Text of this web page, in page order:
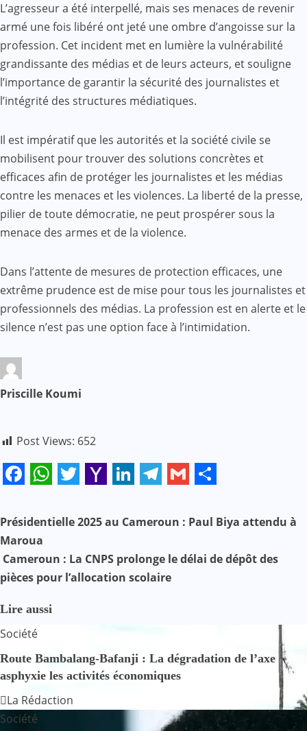
L’agresseur a été interpellé, mais ses menaces de revenir
armé une fois libéré ont jeté une ombre d’angoisse sur la
profession. Cet incident met en lumière la vulnérabilité
grandissante des médias et de leurs acteurs, et souligne
l’importance de garantir la sécurité des journalistes et
l’intégrité des structures médiatiques.
Il est impératif que les autorités et la société civile se
mobilisent pour trouver des solutions concrètes et
efficaces afin de protéger les journalistes et les médias
contre les menaces et les violences. La liberté de la presse,
pilier de toute démocratie, ne peut prospérer sous la
menace des armes et de la violence.
Dans l’attente de mesures de protection efficaces, une
extrême prudence est de mise pour tous les journalistes et
professionnels des médias. La profession est en alerte et le
silence n’est pas une option face à l’intimidation.
Priscille Koumi
Post Views: 652
Mail
N
a
v
i
g
a
i
Présidentielle 2025 au Cameroun : Paul Biya attendu à
Maroua
Cameroun : La CNPS prolonge le délai de dépôt des
pièces pour l’allocation scolaire
Lire aussi
Société
Route Bambalang-Bafanji : La dégradation de l’axe
asphyxie les activités économiques
La Rédaction
Société